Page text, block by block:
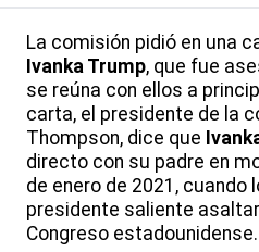
La comisión pidió en una
Ivanka Trump, que fue
se reúna con ellos a
carta, el presidente de la
Thompson, dice que
directo con su padre en
de enero de 2021, cuando
presidente saliente
Congreso estadounidense.